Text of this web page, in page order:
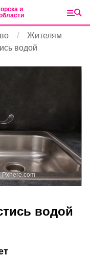
и
Жителям
водой
Pxhere.com
водой